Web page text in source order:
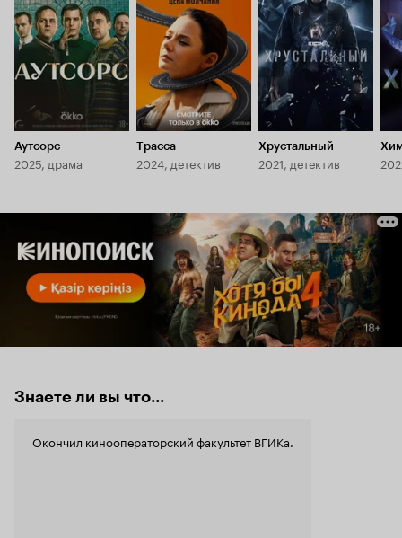
7.8
Аутсорс
2025, драма
8.0
Трасса
2024, детектив
8.3
Хрустальный
2021, детектив
Знаете ли вы что...
Окончил кинооператорский факультет ВГИКа.